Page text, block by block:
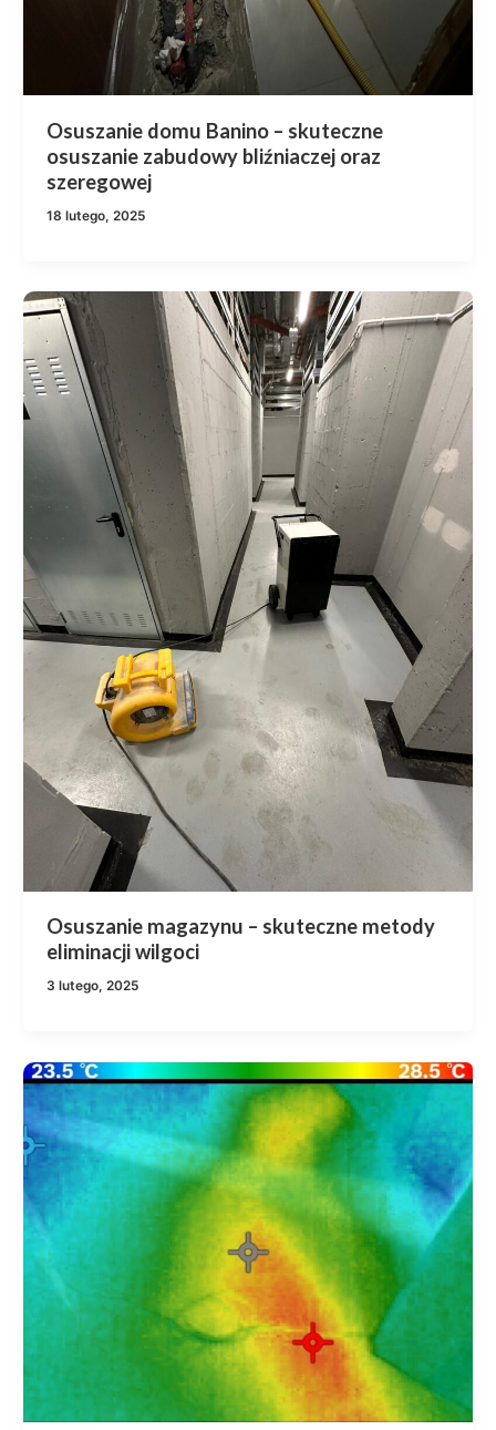
Osuszanie domu Banino – skuteczne
osuszanie zabudowy bliźniaczej oraz
szeregowej
18 lutego, 2025
Osuszanie magazynu – skuteczne metody
eliminacji wilgoci
3 lutego, 2025